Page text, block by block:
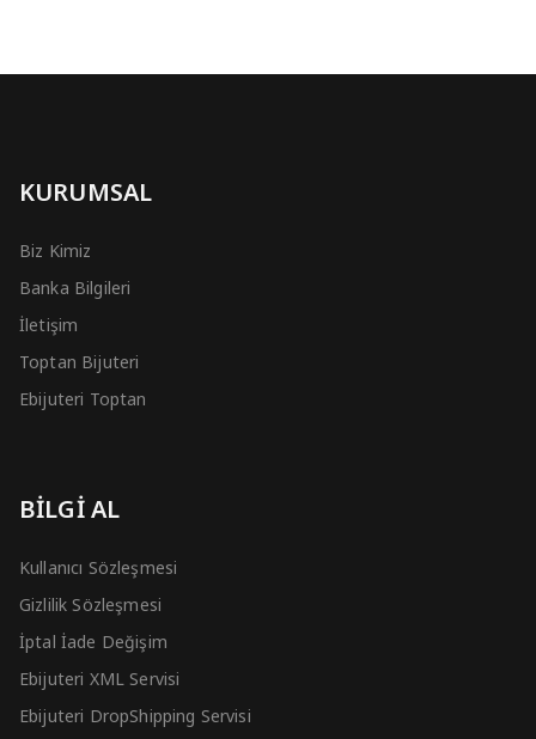
KURUMSAL
Biz Kimiz
Banka Bilgileri
İletişim
Toptan Bijuteri
Ebijuteri Toptan
BİLGİ AL
Kullanıcı Sözleşmesi
Gizlilik Sözleşmesi
İptal İade Değişim
Ebijuteri XML Servisi
Ebijuteri DropShipping Servisi